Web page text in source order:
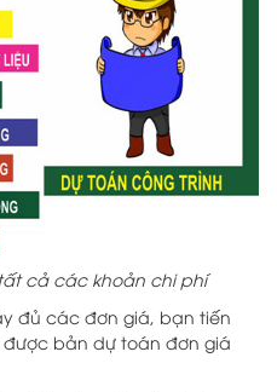
cả các khoản chi phí
đủ các đơn giá, bạn tiến
bản dự toán đơn giá